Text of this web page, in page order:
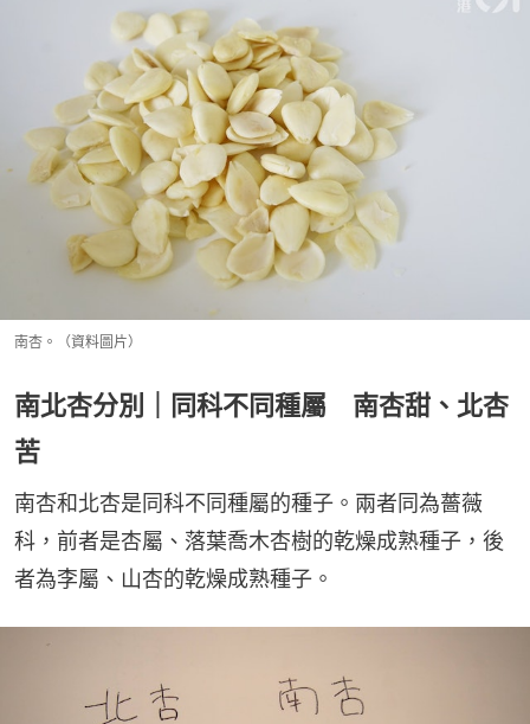
南杏。（資料圖片）
南北杏分別｜同科不同種屬 南杏甜、北杏
苦
南杏和北杏是同科不同種屬的種子。兩者同為薔薇
科，前者是杏屬、落葉喬木杏樹的乾燥成熟種子，後
者為李屬、山杏的乾燥成熟種子。